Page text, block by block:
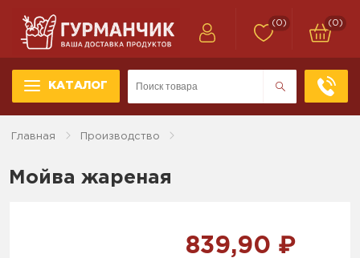
КАТАЛОГ
(0) (0)
Главная Производство
Мойва жареная
839,90 ₽